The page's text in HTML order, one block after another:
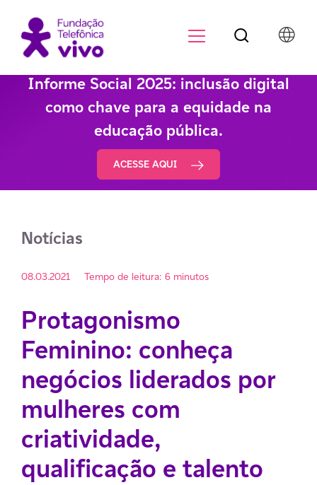
Informe Social 2025: inclusão digital
como chave para a equidade na
educação pública.
ACESSE AQUI
Notícias
08.03.2021 Tempo de leitura: 6 minutos
Protagonismo
Feminino: conheça
negócios liderados por
mulheres com
criatividade,
qualificação e talento
Botão de